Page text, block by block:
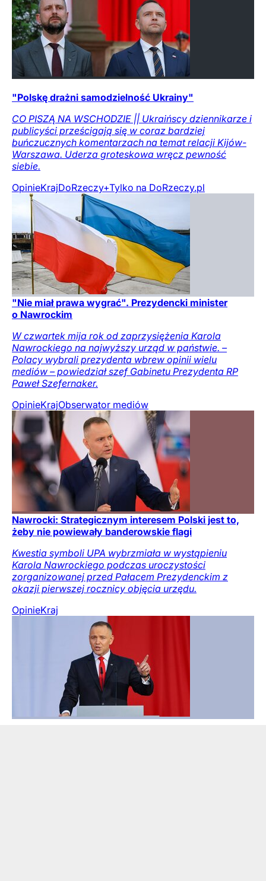
"Polskę drażni samodzielność Ukrainy"
CO PISZĄ NA WSCHODZIE || Ukraińscy dziennikarze i
publicyści prześcigają się w coraz bardziej
buńczucznych komentarzach na temat relacji Kijów-
Warszawa. Uderza groteskowa wręcz pewność
siebie.
OpinieKrajDoRzeczy+Tylko na DoRzeczy.pl
"Nie miał prawa wygrać". Prezydencki minister
o Nawrockim
W czwartek mija rok od zaprzysiężenia Karola
Nawrockiego na najwyższy urząd w państwie. –
Polacy wybrali prezydenta wbrew opinii wielu
mediów – powiedział szef Gabinetu Prezydenta RP
Paweł Szefernaker.
OpinieKrajObserwator mediów
Nawrocki: Strategicznym interesem Polski jest to,
żeby nie powiewały banderowskie flagi
Kwestia symboli UPA wybrzmiała w wystąpieniu
Karola Nawrockiego podczas uroczystości
zorganizowanej przed Pałacem Prezydenckim z
okazji pierwszej rocznicy objęcia urzędu.
OpinieKraj